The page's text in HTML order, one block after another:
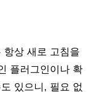
항상 새로 고침을
플러그인이나 확
있으니, 필요 없